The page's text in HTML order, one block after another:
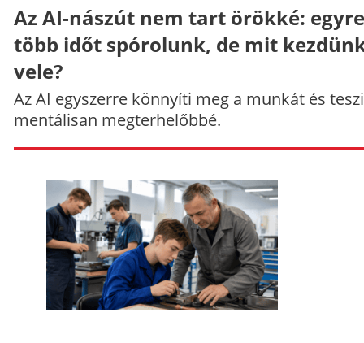
Az AI-nászút nem tart örökké: egyre
több időt spórolunk, de mit
vele?
Az AI egyszerre könnyíti meg a munkát és
mentálisan megterhelőbbé.